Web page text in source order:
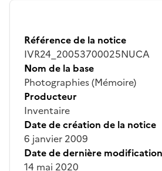
Référence de la notice
IVR24_20053700025NUCA
Nom de la base
Photographies (Mémoire)
Producteur
Inventaire
Date de création de la notice
6 janvier 2009
Date de dernière
14 mai 2020